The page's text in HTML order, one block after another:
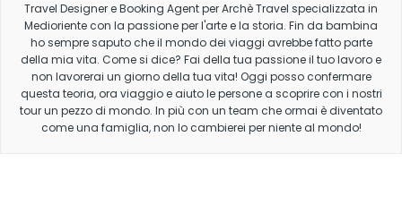
Travel Designer e Booking Agent per Archè Travel specializzata in
Medioriente con la passione per l'arte e la storia. Fin da bambina
ho sempre saputo che il mondo dei viaggi avrebbe fatto parte
della mia vita. Come si dice? Fai della tua passione il tuo lavoro e
non lavorerai un giorno della tua vita! Oggi posso confermare
questa teoria, ora viaggio e aiuto le persone a scoprire con i nostri
tour un pezzo di mondo. In più con un team che ormai è diventato
come una famiglia, non lo cambierei per niente al mondo!